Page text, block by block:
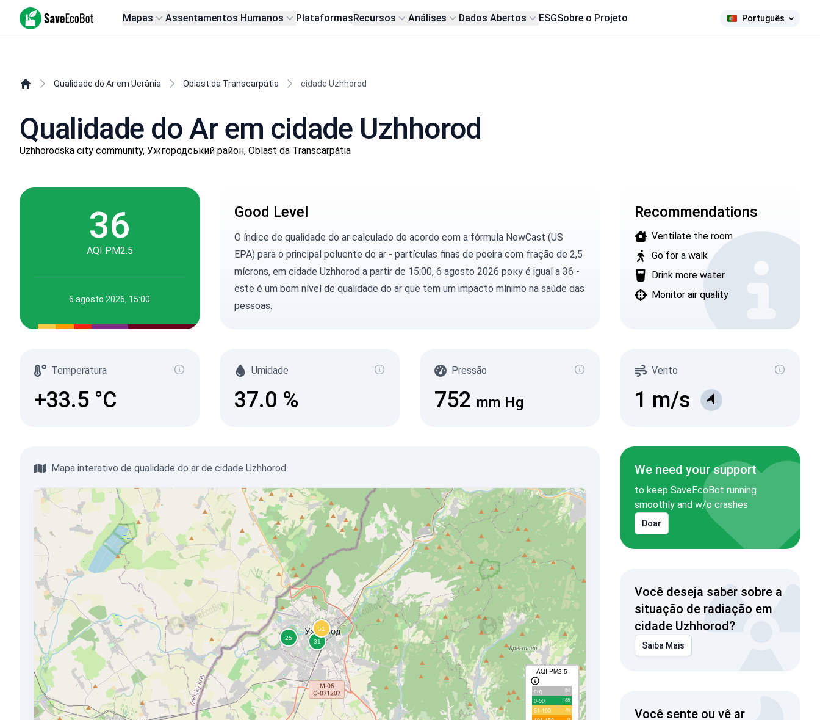
SaveEcoBot Mapas Assentamentos Humanos PlataformasRecursos Análises Dados Abertos ESGSobre o Projeto Português
Qualidade do Ar em Ucrânia Oblast da Transcarpátia cidade Uzhhorod
Qualidade do Ar em cidade Uzhhorod
Uzhhorodska city community, Ужгородський район, Oblast da Transcarpátia
36
AQI PM2.5
6 agosto 2026, 15:00
Good Level
O índice de qualidade do ar calculado de acordo com a fórmula NowCast (US
EPA) para o principal poluente do ar - partículas finas de poeira com fração de 2,5
mícrons, em cidade Uzhhorod a partir de 15:00, 6 agosto 2026 року é igual a 36 -
este é um bom nível de qualidade do ar que tem um impacto mínimo na saúde das
pessoas.
Recommendations
Ventilate the room
Go for a walk
Drink more water
Monitor air quality
Temperatura
+33.5 °C
Umidade
37.0 %
Pressão
752 mm Hg
Vento
1 m/s
Mapa interativo de qualidade do ar de cidade Uzhhorod
AQI PM2.5
с/д 84
0-50 188
51-100 76
We need your support
to keep SaveEcoBot running
smoothly and w/o crashes
Doar
Você deseja saber sobre a
situação de radiação em
cidade Uzhhorod?
Saiba Mais
Você sente ou vê ar